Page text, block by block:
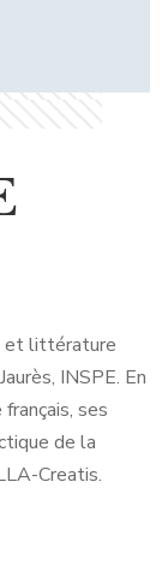
et littérature
INSPE. En
ses
de la
Creatis.